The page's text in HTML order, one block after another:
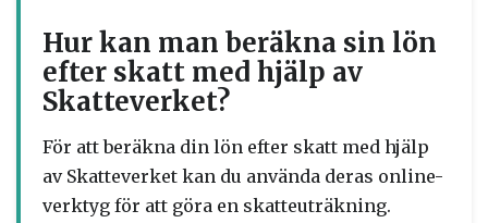
Hur kan man beräkna sin lön
efter skatt med hjälp av
Skatteverket?
För att beräkna din lön efter skatt med hjälp
av Skatteverket kan du använda deras online-
verktyg för att göra en skatteuträkning.